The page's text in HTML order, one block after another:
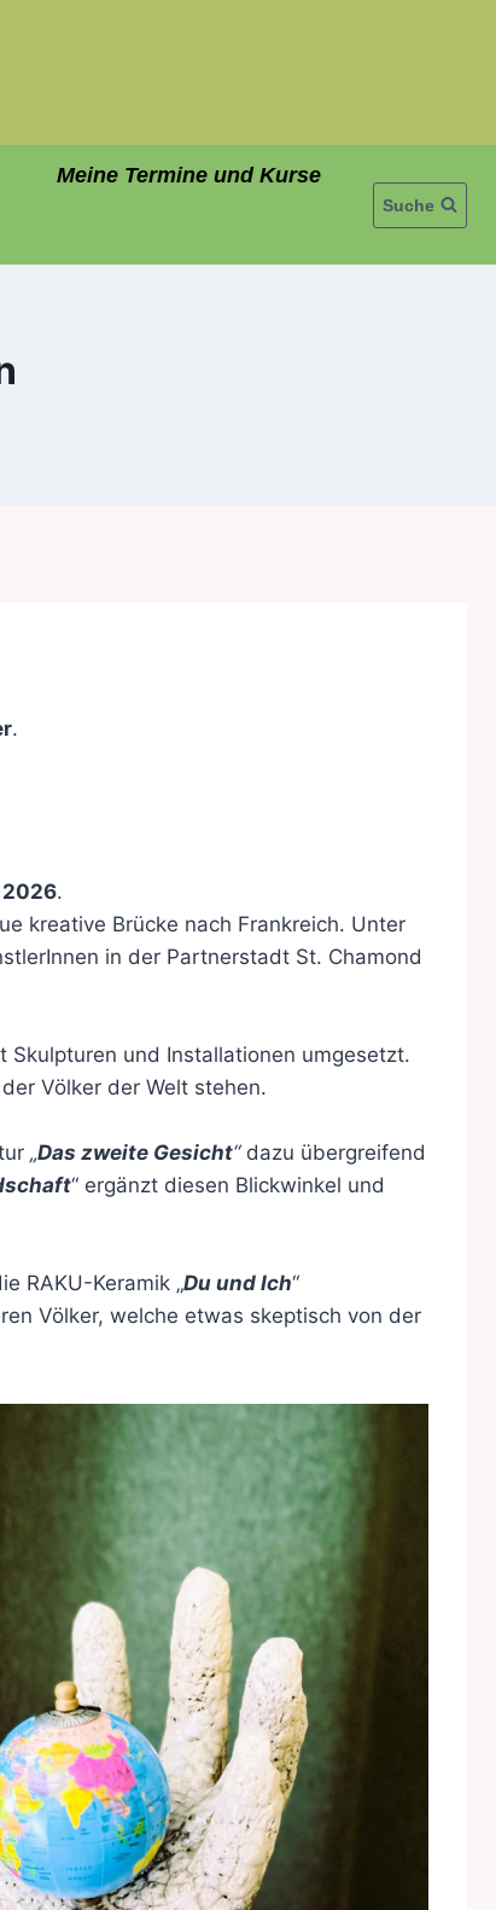
Meine Termine und Kurse
Suche
.
2026.
kreative Brücke nach Frankreich. Unter
in der Partnerstadt St. Chamond
Skulpturen und Installationen umgesetzt.
Völker der Welt stehen.
„Das zweite Gesicht“dazu übergreifend
“ ergänzt diesen Blickwinkel und
RAKU-Keramik „Du und Ich“
Völker, welche etwas skeptisch von der